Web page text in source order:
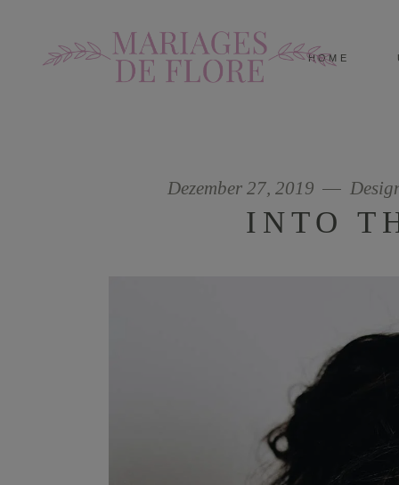
HOME
Dezember 27, 2019
INTO